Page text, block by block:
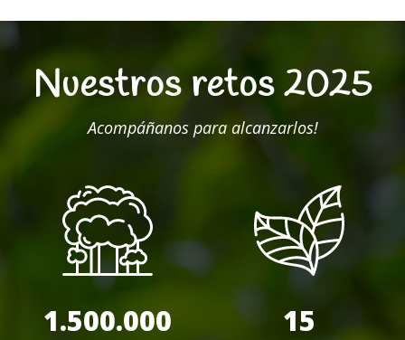
Nuestros retos 2025
Acompáñanos para alcanzarlos!
1.500.000 15